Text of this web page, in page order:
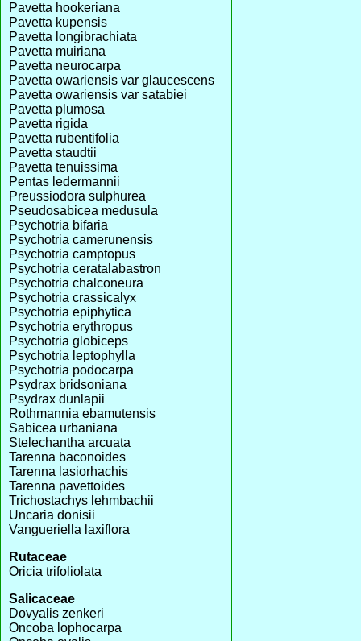
Pavetta hookeriana
Pavetta kupensis
Pavetta longibrachiata
Pavetta muiriana
Pavetta neurocarpa
Pavetta owariensis var glaucescens
Pavetta owariensis var satabiei
Pavetta plumosa
Pavetta rigida
Pavetta rubentifolia
Pavetta staudtii
Pavetta tenuissima
Pentas ledermannii
Preussiodora sulphurea
Pseudosabicea medusula
Psychotria bifaria
Psychotria camerunensis
Psychotria camptopus
Psychotria ceratalabastron
Psychotria chalconeura
Psychotria crassicalyx
Psychotria epiphytica
Psychotria erythropus
Psychotria globiceps
Psychotria leptophylla
Psychotria podocarpa
Psydrax bridsoniana
Psydrax dunlapii
Rothmannia ebamutensis
Sabicea urbaniana
Stelechantha arcuata
Tarenna baconoides
Tarenna lasiorhachis
Tarenna pavettoides
Trichostachys lehmbachii
Uncaria donisii
Vangueriella laxiflora
Rutaceae
Oricia trifoliolata
Salicaceae
Dovyalis zenkeri
Oncoba lophocarpa